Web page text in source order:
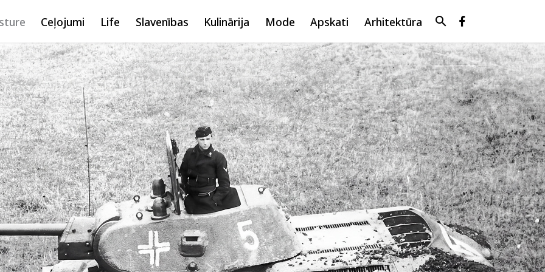
Ceļojumi Life Slavenības Kulinārija Mode Apskati Arhitektūra search